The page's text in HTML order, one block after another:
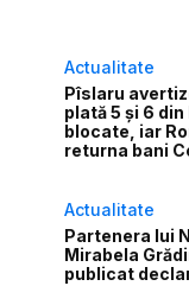
Actualitate
Pîslaru
plată 5 și 6 din
blocate, iar
returna bani
Actualitate
Partenera lui
Mirabela
publicat